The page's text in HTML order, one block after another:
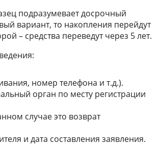
подразумевает досрочный
вариант, то накопления перейдут
– средства переведут через 5 лет.
номер телефона и т.д.).
орган по месту регистрации
случае это возврат
и дата составления заявления.